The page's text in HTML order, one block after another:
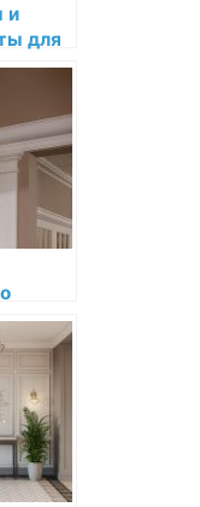
и
для